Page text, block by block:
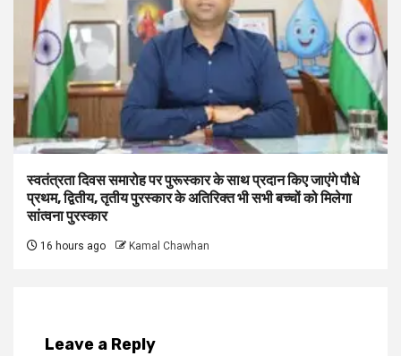
स्वतंत्रता दिवस समारोह पर पुरूस्‍कार के साथ प्रदान किए जाएंगे पौधे
प्रथम, द्वितीय, तृतीय पुरस्कार के अतिरिक्त भी सभी बच्चों को मिलेगा
सांत्वना पुरस्कार
16 hours ago Kamal Chawhan
Leave a Reply